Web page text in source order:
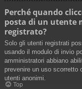
Perché quando
posta di un utente
registrato?
Solo gli utenti registrati
usando il modulo di invio
amministratori abbiano
prevenire un uso scorretto
utenti anonimi.
Top